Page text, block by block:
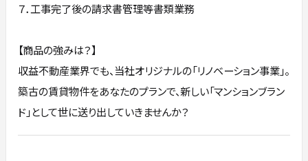
７．工事完了後の請求書管理等書類業務
【商品の強みは？】
収益不動産業界でも、当社オリジナルの「リノベーション事業」。
築古の賃貸物件をあなたのプランで、新しい「マンションブラン
ド」として世に送り出していきませんか？